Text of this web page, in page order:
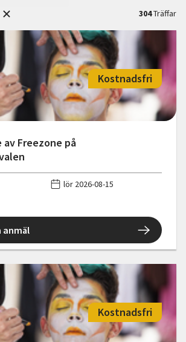
304Träffar
Freezone på
Kostnadsfri
lör 2026-08-15
anmäl
Kostnadsfri